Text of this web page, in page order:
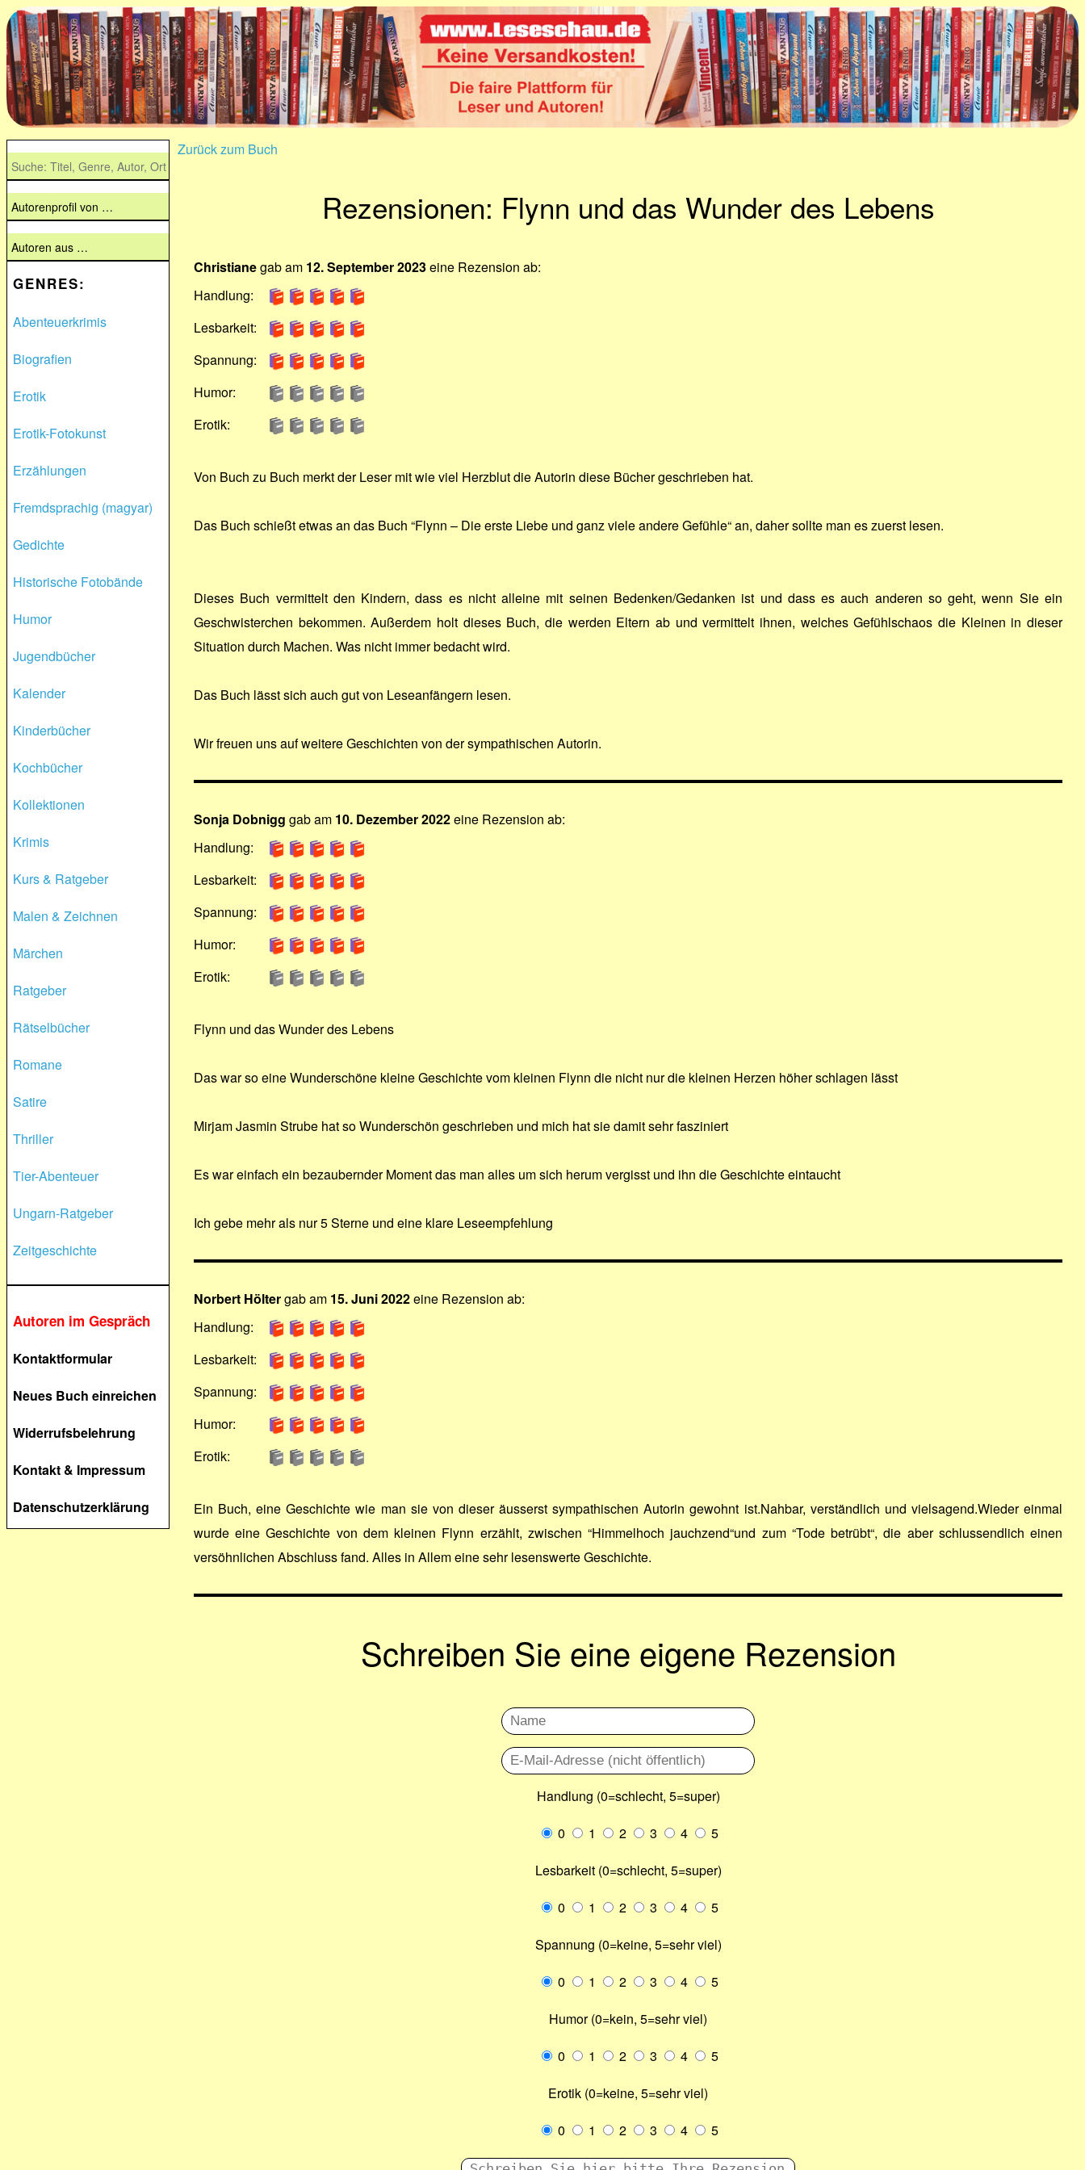
GENRES:
Abenteuerkrimis
Biografien
Erotik
Erotik-Fotokunst
Erzählungen
Fremdsprachig (magyar)
Gedichte
Historische Fotobände
Humor
Jugendbücher
Kalender
Kinderbücher
Kochbücher
Kollektionen
Krimis
Kurs & Ratgeber
Malen & Zeichnen
Märchen
Ratgeber
Rätselbücher
Romane
Satire
Thriller
Tier-Abenteuer
Ungarn-Ratgeber
Zeitgeschichte
Autoren im Gespräch
Kontaktformular
Neues Buch einreichen
Widerrufsbelehrung
Kontakt & Impressum
Datenschutzerklärung
Zurück zum Buch
Rezensionen: Flynn und das Wunder des Lebens
Christianegab am 12. September 2023eine Rezension ab:
Handlung:
Lesbarkeit:
Spannung:
Humor:
Erotik:
Von Buch zu Buch merkt der Leser mit wie viel Herzblut die Autorin diese Bücher geschrieben hat.
Das Buch schießt etwas an das Buch “Flynn – Die erste Liebe und ganz viele andere Gefühle“ an, daher sollte man es zuerst lesen.
Dieses Buch vermittelt den Kindern, dass es nicht alleine mit seinen Bedenken/Gedanken ist und dass es auch anderen so geht, wenn Sie ein
Geschwisterchen bekommen. Außerdem holt dieses Buch, die werden Eltern ab und vermittelt ihnen, welches Gefühlschaos die Kleinen in dieser
Situation durch Machen. Was nicht immer bedacht wird.
Das Buch lässt sich auch gut von Leseanfängern lesen.
Wir freuen uns auf weitere Geschichten von der sympathischen Autorin.
Sonja Dobnigg gab am 10. Dezember 2022eine Rezension ab:
Handlung:
Lesbarkeit:
Spannung:
Humor:
Erotik:
Flynn und das Wunder des Lebens
Das war so eine Wunderschöne kleine Geschichte vom kleinen Flynn die nicht nur die kleinen Herzen höher schlagen lässt
Mirjam Jasmin Strube hat so Wunderschön geschrieben und mich hat sie damit sehr fasziniert
Es war einfach ein bezaubernder Moment das man alles um sich herum vergisst und ihn die Geschichte eintaucht
Ich gebe mehr als nur 5 Sterne und eine klare Leseempfehlung
Norbert Höltergab am 15. Juni 2022eine Rezension ab:
Handlung:
Lesbarkeit:
Spannung:
Humor:
Erotik:
Ein Buch, eine Geschichte wie man sie von dieser äusserst sympathischen Autorin gewohnt ist.Nahbar, verständlich und vielsagend.Wieder einmal
wurde eine Geschichte von dem kleinen Flynn erzählt, zwischen “Himmelhoch jauchzend“und zum “Tode betrübt“, die aber schlussendlich einen
versöhnlichen Abschluss fand. Alles in Allem eine sehr lesenswerte Geschichte.
Schreiben Sie eine eigene Rezension
Handlung (0=schlecht, 5=super)
0
1 2 3 4
5
Lesbarkeit (0=schlecht, 5=super)
0
1 2 3 4
5
Spannung (0=keine, 5=sehr viel)
0
1 2 3 4
5
Humor (0=kein, 5=sehr viel)
0
1 2 3 4
5
Erotik (0=keine, 5=sehr viel)
0
1 2 3 4 5